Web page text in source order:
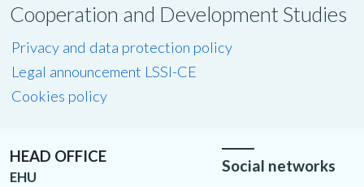
Cooperation and Development Studies
Privacy and data protection policy
Legal announcement LSSI-CE
Cookies policy
HEAD OFFICE
EHU
Social networks